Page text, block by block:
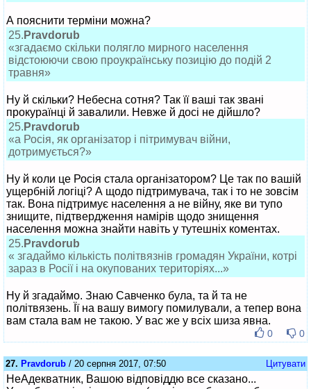
А пояснити терміни можна?
25. Pravdorub
«згадаємо скільки полягло мирного населення
відстоюючи свою проукраїнську позицію до подій 2
травня»
Ну й скільки? Небесна сотня? Так її ваші так звані
прокураїнці й завалили. Невже й досі не дійшло?
25. Pravdorub
«а Росія, як організатор і пітримувач війни,
дотримується?»
Ну й коли це Росія стала організатором? Це так по вашій
ущербній логіці? А щодо підтримувача, так і то не зовсім
так. Вона підтримує населення а не війну, яке ви тупо
знищите, підтвердження намірів щодо знищення
населення можна знайти навіть у тутешніх коментах.
25. Pravdorub
« згадаймо кількість політвязнів громадян України, котрі
зараз в Росії і на окупованих територіях...»
Ну й згадаймо. Знаю Савченко була, та й та не
політвязень. Її на вашу вимогу помилували, а тепер вона
вам стала вам не такою. У вас же у всіх шиза явна.
0 0
27. Pravdorub / 20 серпня 2017, 07:50 Цитувати
НеАдекватник, Вашою відповіддю все сказано...